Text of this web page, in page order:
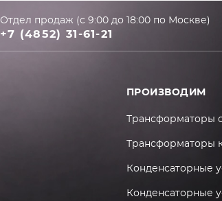
Отдел продаж (с 9:00 до 18:00 по Москве)
+7 (4852) 31-61-21
ПРОИЗВОДИМ
Трансформаторы
Трансформаторы
Конденсаторные
Конденсаторные